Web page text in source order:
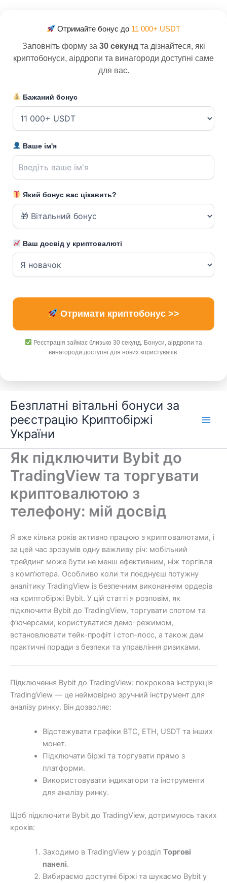
Отримайте бонус до 11 000+ USDT
Заповніть форму за 30 секундта дізнайтеся, які
криптобонуси, аірдропи та винагороди доступні саме
для вас.
Бажаний бонус
Ваше ім'я
Який бонус вас цікавить?
Ваш досвід у криптовалюті
Отримати криптобонус >>
Реєстрація займає близько 30 секунд. Бонуси, аірдропи та
винагороди доступні для нових користувачів.
вмісту
Безплатні вітальні бонуси за
реєстрацію Криптобіржі
України
Як підключити Bybit до
TradingView та торгувати
криптовалютою з
телефону: мій досвід
Я вже кілька років активно працюю з криптовалютами, і
за цей час зрозумів одну важливу річ: мобільний
трейдинг може бути не менш ефективним, ніж торгівля
з комп’ютера. Особливо коли ти поєднуєш потужну
аналітику TradingView із безпечним виконанням ордерів
на криптобіржі Bybit. У цій статті я розповім, як
підключити Bybit до TradingView, торгувати спотом та
ф’ючерсами, користуватися демо-режимом,
встановлювати тейк-профіт і стоп-лосс, а також дам
практичні поради з безпеки та управління ризиками.
Підключення Bybit до TradingView: покрокова інструкція
TradingView — це неймовірно зручний інструмент для
аналізу ринку. Він дозволяє:
Відстежувати графіки BTC, ETH, USDT та інших
монет.
Підключати біржі та торгувати прямо з
платформи.
Використовувати індикатори та інструменти
для аналізу ринку.
Щоб підключити Bybit до TradingView, дотримуюсь таких
кроків:
Заходимо в TradingView у розділ Торгові
панелі.
Вибираємо доступні біржі та шукаємо Bybit у